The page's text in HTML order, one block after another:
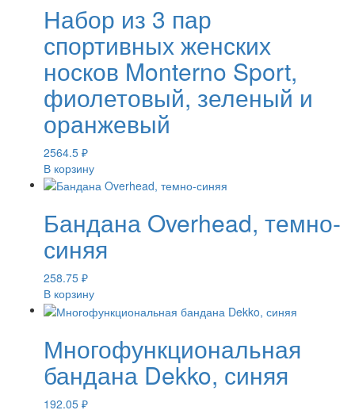
Набор из 3 пар
спортивных женских
носков Monterno Sport,
фиолетовый, зеленый и
оранжевый
2564.5 ₽
В корзину
Бандана Overhead, темно-
синяя
258.75 ₽
В корзину
Многофункциональная
бандана Dekko, синяя
192.05 ₽